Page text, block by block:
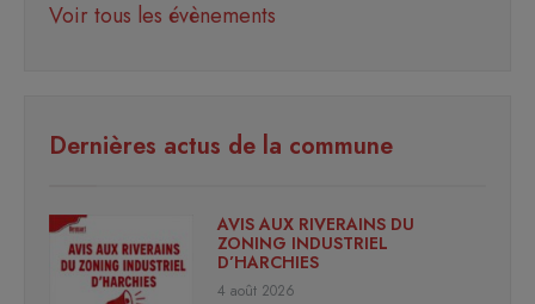
Voir tous les évènements
Dernières actus de la commune
AVIS AUX RIVERAINS DU
ZONING INDUSTRIEL
D’HARCHIES
4 août 2026